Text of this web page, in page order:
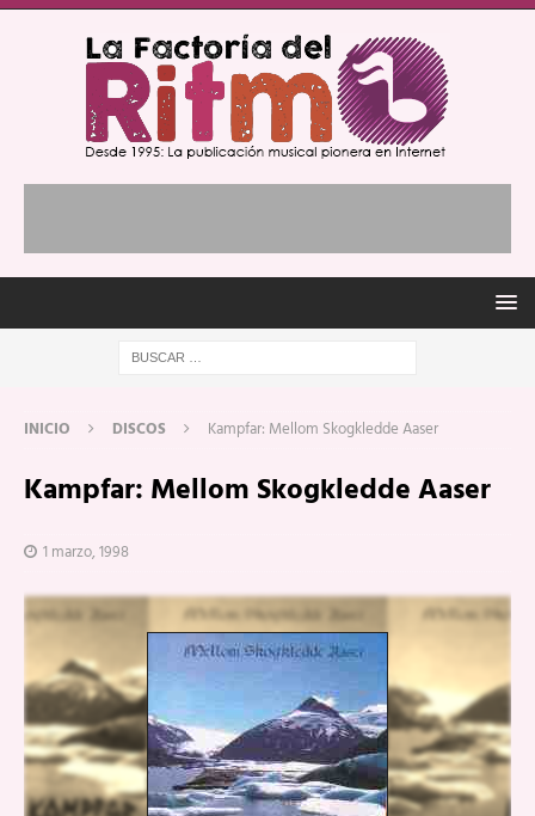
INICIO DISCOS Kampfar: Mellom Skogkledde Aaser
Kampfar: Mellom Skogkledde Aaser
1 marzo, 1998